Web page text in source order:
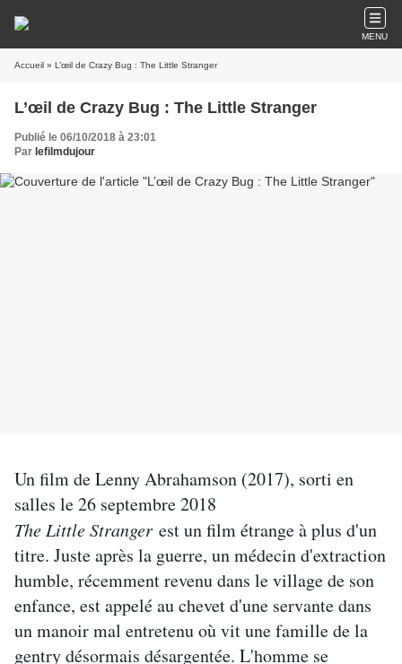
MENU
Accueil » L’œil de Crazy Bug : The Little Stranger
L’œil de Crazy Bug : The Little Stranger
Publié le 06/10/2018 à 23:01
Par lefilmdujour
Un film de Lenny Abrahamson (2017), sorti en
salles le 26 septembre 2018
The Little Stranger est un film étrange à plus d'un
titre. Juste après la guerre, un médecin d'extraction
humble, récemment revenu dans le village de son
enfance, est appelé au chevet d'une servante dans
un manoir mal entretenu où vit une famille de la
gentry désormais désargentée. L'homme se